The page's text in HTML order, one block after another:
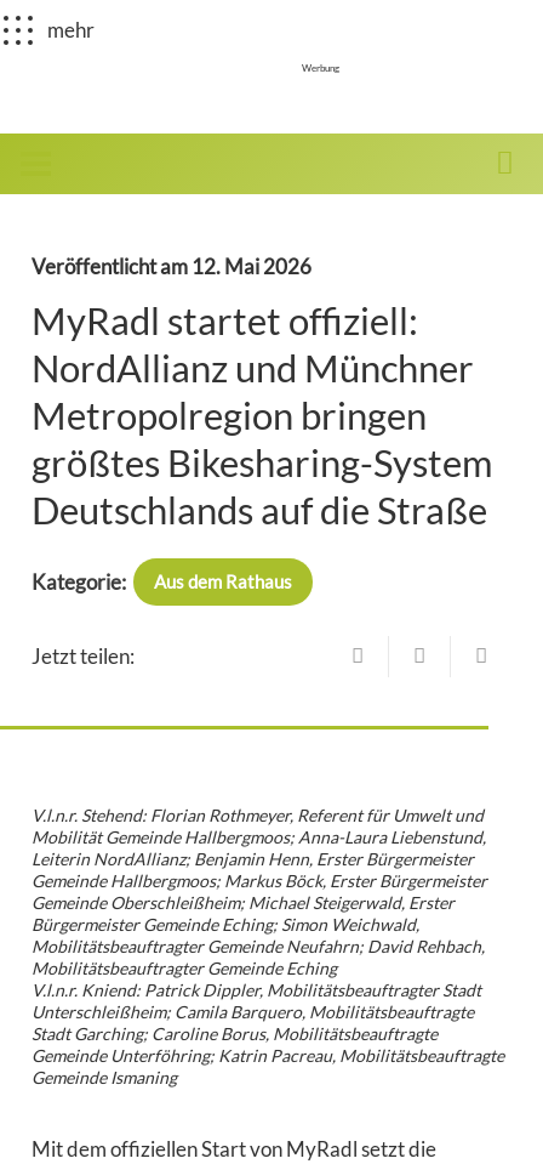
mehr
Werbung
Veröffentlicht am 12. Mai 2026
MyRadl startet offiziell:
NordAllianz und Münchner
Metropolregion bringen
größtes Bikesharing-System
Deutschlands auf die Straße
Kategorie: Aus dem Rathaus
Jetzt teilen:
V.l.n.r. Stehend: Florian Rothmeyer, Referent für Umwelt und
Mobilität Gemeinde Hallbergmoos; Anna-Laura Liebenstund,
Leiterin NordAllianz; Benjamin Henn, Erster Bürgermeister
Gemeinde Hallbergmoos; Markus Böck, Erster Bürgermeister
Gemeinde Oberschleißheim; Michael Steigerwald, Erster
Bürgermeister Gemeinde Eching; Simon Weichwald,
Mobilitätsbeauftragter Gemeinde Neufahrn; David Rehbach,
Mobilitätsbeauftragter Gemeinde Eching
V.l.n.r. Kniend: Patrick Dippler, Mobilitätsbeauftragter Stadt
Unterschleißheim; Camila Barquero, Mobilitätsbeauftragte
Stadt Garching; Caroline Borus, Mobilitätsbeauftragte
Gemeinde Unterföhring; Katrin Pacreau, Mobilitätsbeauftragte
Gemeinde Ismaning
Mit dem offiziellen Start von MyRadl setzt die